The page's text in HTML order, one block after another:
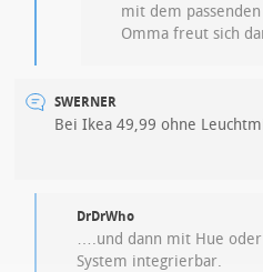
mit dem
Omma freut sich
SWERNER
Bei Ikea 49,99 ohne
DrDrWho
….und dann mit Hue
System integrierbar.